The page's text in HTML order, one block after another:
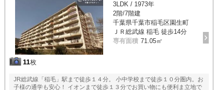
11枚
3LDK / 1973年
2階/7階建
千葉県千葉市稲毛区園生町
ＪＲ総武線 稲毛 徒歩14分
専有面積 71.05㎡
JR総武線「稲毛」駅まで徒歩１４分。 小中学校まで徒歩１０分圏内。お
子様の通学も安心！ イオンまで徒歩１３分でお買い物にも便利ま立地で